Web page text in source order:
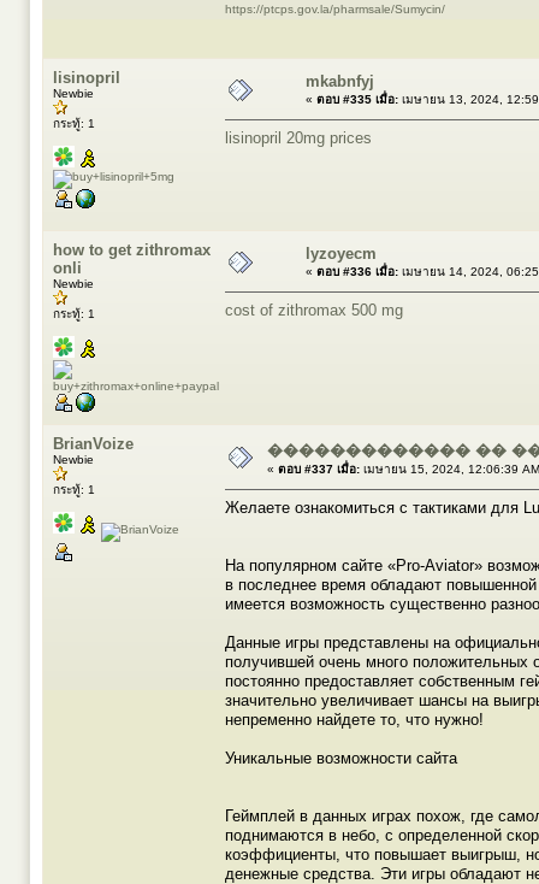
https://ptcps.gov.la/pharmsale/Sumycin/
lisinopril
Newbie
กระทู้: 1
mkabnfyj
« ตอบ #335 เมื่อ: เมษายน 13, 2024,
lisinopril 20mg prices
how to get zithromax
onli
Newbie
กระทู้: 1
lyzoyecm
« ตอบ #336 เมื่อ: เมษายน 14, 2024,
cost of zithromax 500 mg
BrianVoize
Newbie
กระทู้: 1
������������� ��
« ตอบ #337 เมื่อ: เมษายน 15, 2024, 12:06:39
Желаете ознакомиться с тактиками для
На популярном сайте «Pro-Aviator»
в последнее время обладают
имеется возможность существенно
Данные игры представлены на
получившей очень много положительных
постоянно предоставляет собственным
значительно увеличивает шансы на
непременно найдете то, что нужно!
Уникальные возможности сайта
Геймплей в данных играх похож, где
поднимаются в небо, с определенной
коэффициенты, что повышает выигрыш,
денежные средства. Эти игры обладают